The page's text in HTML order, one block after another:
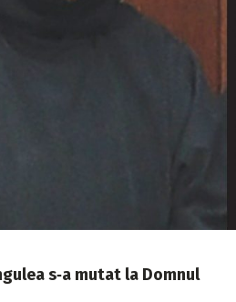
s‑a mutat la Domnul